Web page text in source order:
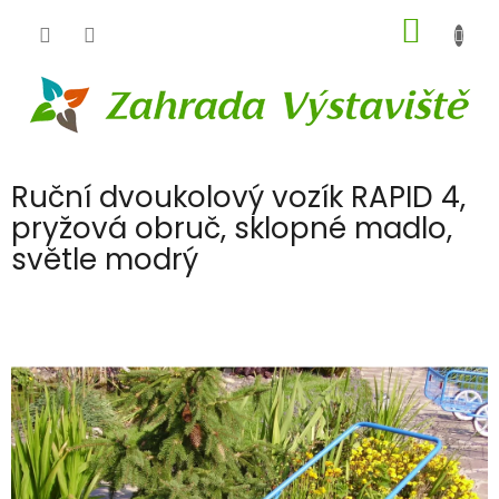
KOŠÍK
Ruční dvoukolový vozík RAPID 4,
pryžová obruč, sklopné madlo,
světle modrý